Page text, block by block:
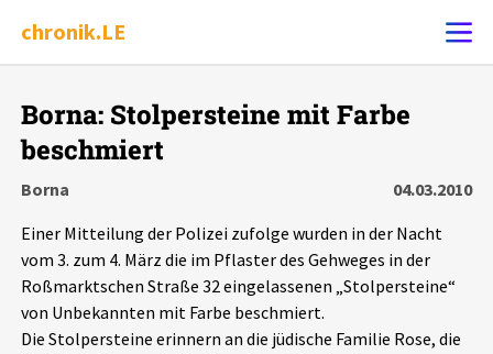
chronik.LE
Ereignis melden
Chronik
Dossiers
Leipziger Zustände
Borna: Stolpersteine mit Farbe
beschmiert
Borna
04.03.2010
Einer Mitteilung der Polizei zufolge wurden in der Nacht
vom 3. zum 4. März die im Pflaster des Gehweges in der
Roßmarktschen Straße 32 eingelassenen „Stolpersteine“
von Unbekannten mit Farbe beschmiert.
Die Stolpersteine erinnern an die jüdische Familie Rose, die
Alle Ereignisse
7502Ereignisse
Ereignisse
Exportieren ? Filter Erklärungen